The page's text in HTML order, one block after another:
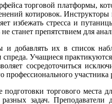
торговой платформы,
котировок. Инструкторы
избежать стресса и
станет препятствием для
добавлять их в список
Учащиеся
сосредоточиться
профессионального участника
торгового
задач.